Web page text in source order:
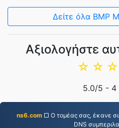
Δείτε όλα BMP
Αξιολογήστε
☆
☆
☆
5.0/5 - 4
ns6.com□ Ο τομέας σας, έκανε
DNS